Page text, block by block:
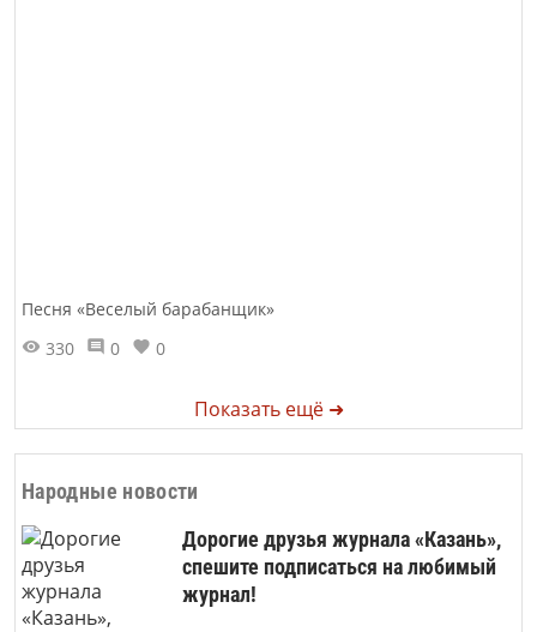
Песня «Веселый барабанщик»
330
0 0
Показать ещё ➜
Народные новости
Дорогие друзья журнала «Казань»,
спешите подписаться на любимый
журнал!